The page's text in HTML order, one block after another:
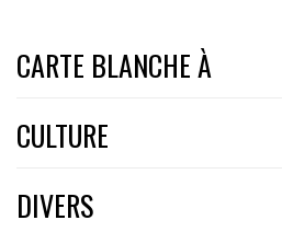
CARTE BLANCHE À
CULTURE
DIVERS